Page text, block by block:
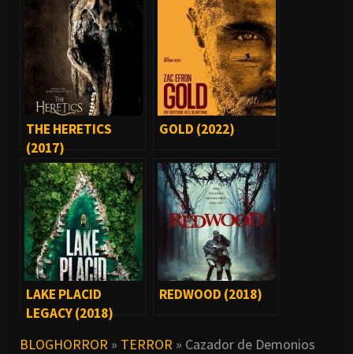
THE HERETICS
(2017)
GOLD (2022)
LAKE PLACID
LEGACY (2018)
REDWOOD (2018)
BLOGHORROR » TERROR » Cazador de Demonios